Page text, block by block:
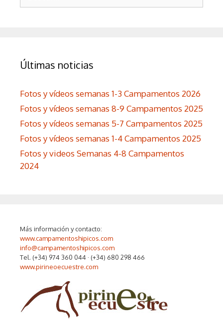
Últimas noticias
Fotos y vídeos semanas 1-3 Campamentos 2026
Fotos y vídeos semanas 8-9 Campamentos 2025
Fotos y vídeos semanas 5-7 Campamentos 2025
Fotos y vídeos semanas 1-4 Campamentos 2025
Fotos y videos Semanas 4-8 Campamentos
2024
Más información y contacto:
www.campamentoshipicos.com
info@campamentoshipicos.com
Tel. (+34) 974 360 044 · (+34) 680 298 466
www.pirineoecuestre.com